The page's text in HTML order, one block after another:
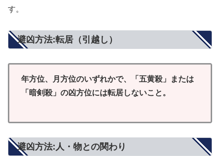
す。
避凶方法:転居（引越し）
年方位、月方位のいずれかで、「五黄殺」または
「暗剣殺」の凶方位には転居しないこと。
避凶方法:人・物との関わり